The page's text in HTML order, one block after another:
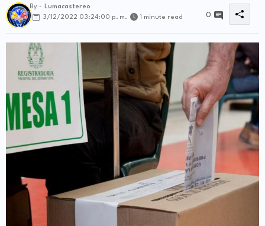
By -
Lumacastereo
3/12/2022 03:24:00 p. m.
1 minute read 0